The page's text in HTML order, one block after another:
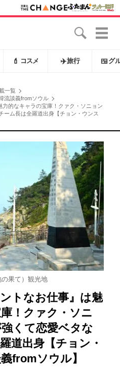
💄 コスメ ✈️旅行 🍱 グ
一覧
流談義fromソウル
的なキャラの宝庫！クァク・ソニョン
ーム長は全羅道出身【チョン・ウンス
果て）観光地
トなお仕事』は魅
！クァク・ソニ
くて恋愛ベタな
道出身【チョン・
fromソウル】